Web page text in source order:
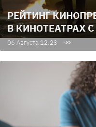
РЕЙТИНГ
В КИНОТЕАТРАХ
06 Августа 12:23